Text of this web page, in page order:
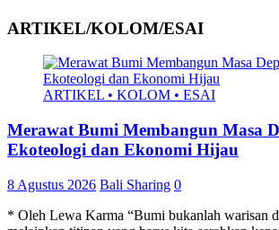
ARTIKEL/KOLOM/ESAI
ARTIKEL • KOLOM • ESAI
Merawat Bumi Membangun Masa
Ekoteologi dan Ekonomi Hijau
8 Agustus 2026 Bali Sharing 0
* Oleh Lewa Karma “Bumi bukanlah warisan